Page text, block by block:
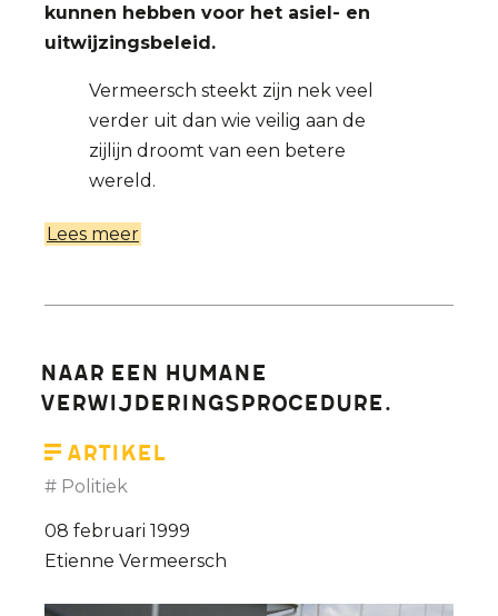
kunnen hebben voor het asiel- en
uitwijzingsbeleid.
Vermeersch steekt zijn nek veel
verder uit dan wie veilig aan de
zijlijn droomt van een betere
wereld.
Lees meer
Wijsbegeerte
UG
Naar
op
humaniteit?
Naar een humane
verwijderingsprocedure.
Artikel
Politiek
08 februari 1999
Etienne Vermeersch